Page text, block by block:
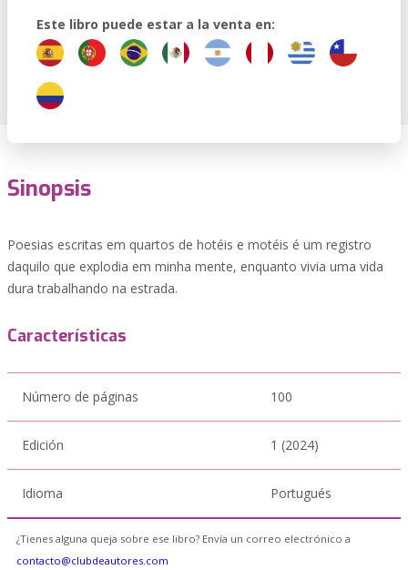
Este libro puede estar a la venta en:
Sinopsis
Poesias escritas em quartos de hotéis e motéis é um registro
daquilo que explodia em minha mente, enquanto vivia uma vida
dura trabalhando na estrada.
Características
Número de páginas 100
Edición 1 (2024)
Idioma Portugués
¿Tienes alguna queja sobre ese libro? Envía un correo electrónico a
contacto@clubdeautores.com